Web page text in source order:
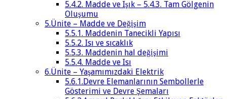
5.4.2. Madde ve Işık – 5.4.3. Tam Gölgenin
Oluşumu
5.Ünite – Madde ve Değişim
5.5.1. Maddenin Tanecikli Yapısı
5.5.2. Isı ve sıcaklık
5.5.3. Maddenin hal değişimi
5.5.4. Madde ve Isı
6.Ünite – Yaşamımızdaki Elektrik
5.6.1.Devre Elemanlarının Sembollerle
Gösterimi ve Devre Şemaları